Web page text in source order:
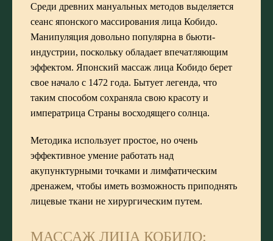
Среди древних мануальных методов выделяется
сеанс японского массирования лица Кобидо.
Манипуляция довольно популярна в бьюти-
индустрии, поскольку обладает впечатляющим
эффектом. Японский массаж лица Кобидо берет
свое начало с 1472 года. Бытует легенда, что
таким способом сохраняла свою красоту и
императрица Страны восходящего солнца.
Методика использует простое, но очень
эффективное умение работать над
акупунктурными точками и лимфатическим
дренажем, чтобы иметь возможность приподнять
лицевые ткани не хирургическим путем.
МАССАЖ ЛИЦА КОБИДО: